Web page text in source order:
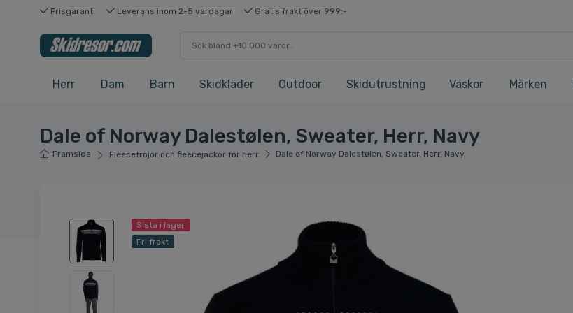
Prisgaranti Leverans inom 2-5 vardagar Gratis frakt över 999:-
Herr Dam Barn Skidkläder Outdoor Skidutrustning Väskor Märken
Dale of Norway Dalestølen, Sweater, Herr, Navy
Framsida Fleecetröjor och fleecejackor för herr Dale of Norway Dalestølen, Sweater, Herr, Navy
Sista i lager
Fri frakt